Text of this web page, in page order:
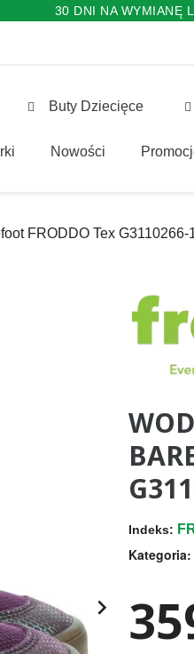
30 DNI NA WYMIANĘ
Buty Dziecięce
Nowości
FRODDO Tex G3110266-

Indeks:
Kategoria: